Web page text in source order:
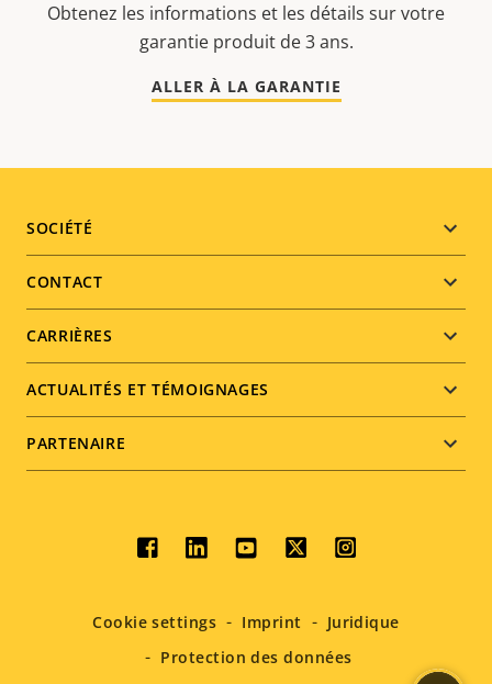
Obtenez les informations et les détails sur votre
garantie produit de 3 ans.
ALLER À LA GARANTIE
Footer
menu
SOCIÉTÉ
CONTACT
CARRIÈRES
ACTUALITÉS ET TÉMOIGNAGES
PARTENAIRE
Social
menu
Cookie settings Imprint
Juridique
Protection des données